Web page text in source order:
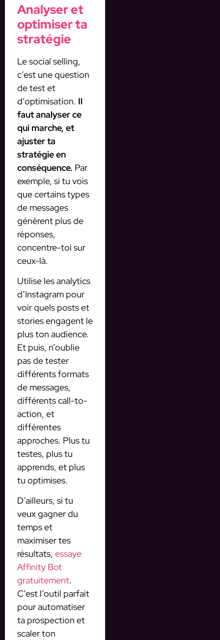
Analyser et
optimiser ta
stratégie
Le social selling,
c’est une question
de test et
d’optimisation. Il
faut analyser ce
qui marche, et
ajuster ta
stratégie en
conséquence. Par
exemple, si tu vois
que certains types
de messages
génèrent plus de
réponses,
concentre-toi sur
ceux-là.
Utilise les analytics
d’Instagram pour
voir quels posts et
stories engagent le
plus ton audience.
Et puis, n’oublie
pas de tester
différents formats
de messages,
différents call-to-
action, et
différentes
approches. Plus tu
testes, plus tu
apprends, et plus
tu optimises.
D’ailleurs, si tu
veux gagner du
temps et
maximiser tes
résultats, essaye
Affinity Bot
gratuitement.
C’est l’outil parfait
pour automatiser
ta prospection et
scaler ton